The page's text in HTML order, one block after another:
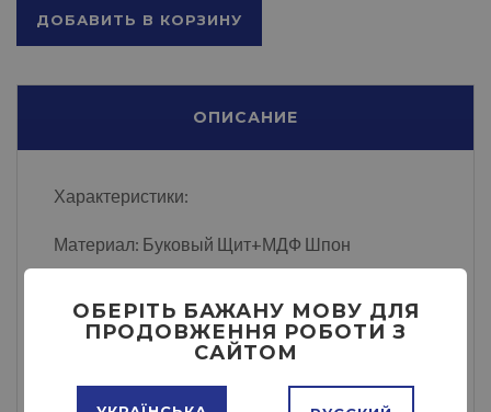
ДОБАВИТЬ В КОРЗИНУ
ОПИСАНИЕ
Характеристики:
Материал: Буковый Щит+МДФ Шпон
Д-190/200
ОБЕРІТЬ БАЖАНУ МОВУ ДЛЯ
ПРОДОВЖЕННЯ РОБОТИ З
САЙТОМ